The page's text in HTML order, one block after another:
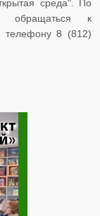
среда". По
обращаться к
телефону 8 (812)